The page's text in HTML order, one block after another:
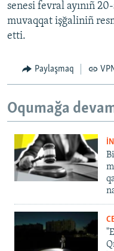
senesi fevral ayınıñ
muvaqqat işğaliniñ
etti.
Paylaşmaq
Oqumağa